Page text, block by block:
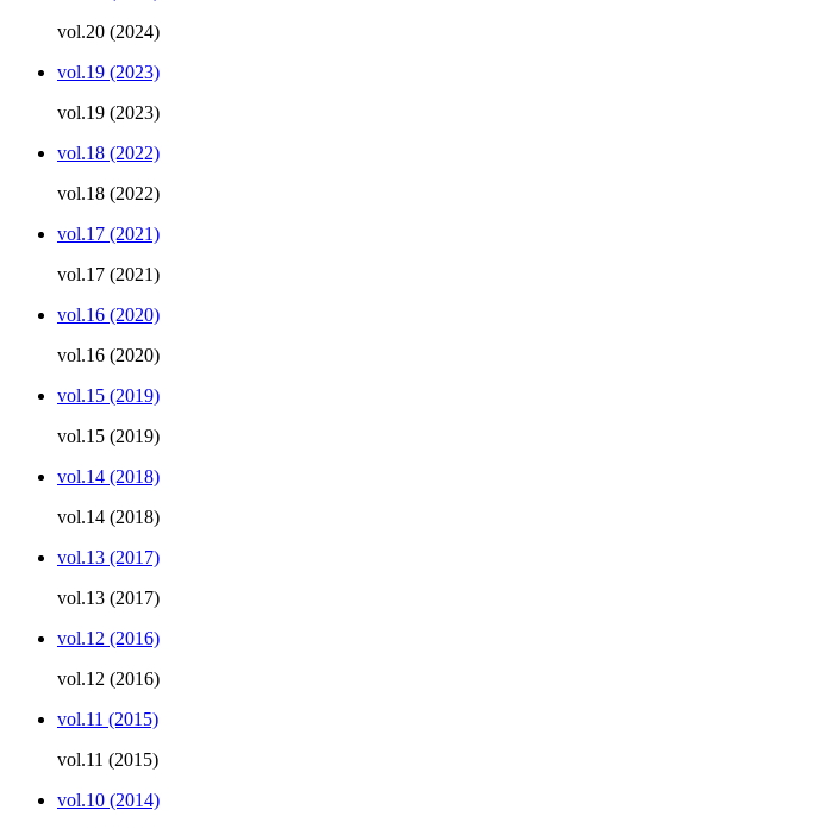
vol.20 (2024)
vol.19 (2023)
vol.19 (2023)
vol.18 (2022)
vol.18 (2022)
vol.17 (2021)
vol.17 (2021)
vol.16 (2020)
vol.16 (2020)
vol.15 (2019)
vol.15 (2019)
vol.14 (2018)
vol.14 (2018)
vol.13 (2017)
vol.13 (2017)
vol.12 (2016)
vol.12 (2016)
vol.11 (2015)
vol.11 (2015)
vol.10 (2014)